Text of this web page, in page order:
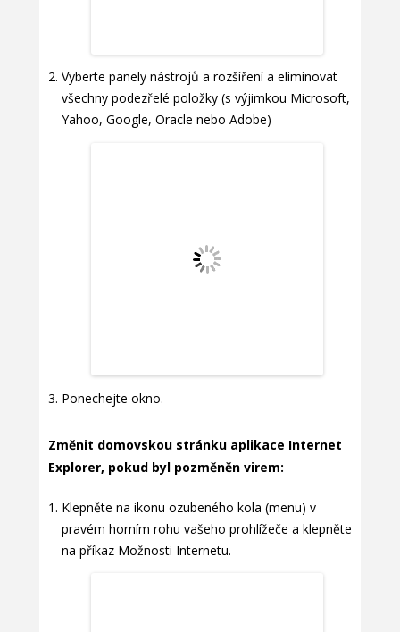
Vyberte panely nástrojů a rozšíření a eliminovat
všechny podezřelé položky (s výjimkou Microsoft,
Yahoo, Google, Oracle nebo Adobe)
Ponechejte okno.
Změnit domovskou stránku aplikace Internet
Explorer, pokud byl pozměněn virem:
Klepněte na ikonu ozubeného kola (menu) v
pravém horním rohu vašeho prohlížeče a klepněte
na příkaz Možnosti Internetu.